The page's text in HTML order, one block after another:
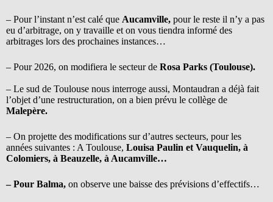
– Pour l’instant n’est calé que Aucamville, pour le reste il n’y a pas
eu d’arbitrage, on y travaille et on vous tiendra informé des
arbitrages lors des prochaines instances…
– Pour 2026, on modifiera le secteur de Rosa Parks (Toulouse).
– Le sud de Toulouse nous interroge aussi, Montaudran a déjà fait
l’objet d’une restructuration, on a bien prévu le collège de
Malepère.
– On projette des modifications sur d’autres secteurs, pour les
années suivantes : A Toulouse, Louisa Paulin et Vauquelin, à
Colomiers, à Beauzelle, à Aucamville…
– Pour Balma, on observe une baisse des prévisions d’effectifs…